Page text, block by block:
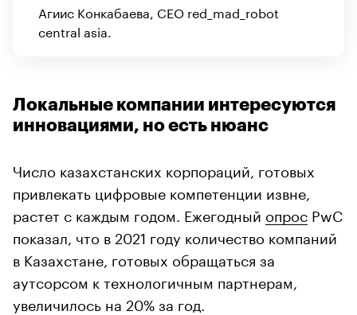
Агиис Конкабаева, CEO red_mad_robot
central asia.
Локальные компании интересуются
инновациями, но есть нюанс
Число казахстанских корпораций, готовых
привлекать цифровые компетенции извне,
растет с каждым годом. Ежегодный опрос PwC
показал, что в 2021 году количество компаний
в Казахстане, готовых обращаться за
аутсорсом к технологичным партнерам,
увеличилось на 20% за год.